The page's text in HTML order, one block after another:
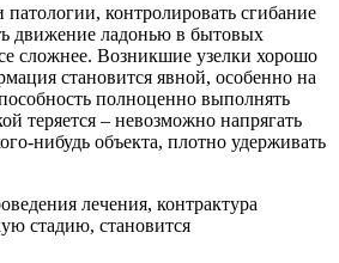
контролировать сгибание
движение ладонью в бытовых
сложнее. Возникшие узелки хорошо
становится явной, особенно на
полноценно выполнять
теряется – невозможно напрягать
нибудь объекта, плотно удерживать
лечения, контрактура
стадию, становится